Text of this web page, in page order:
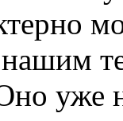
уже